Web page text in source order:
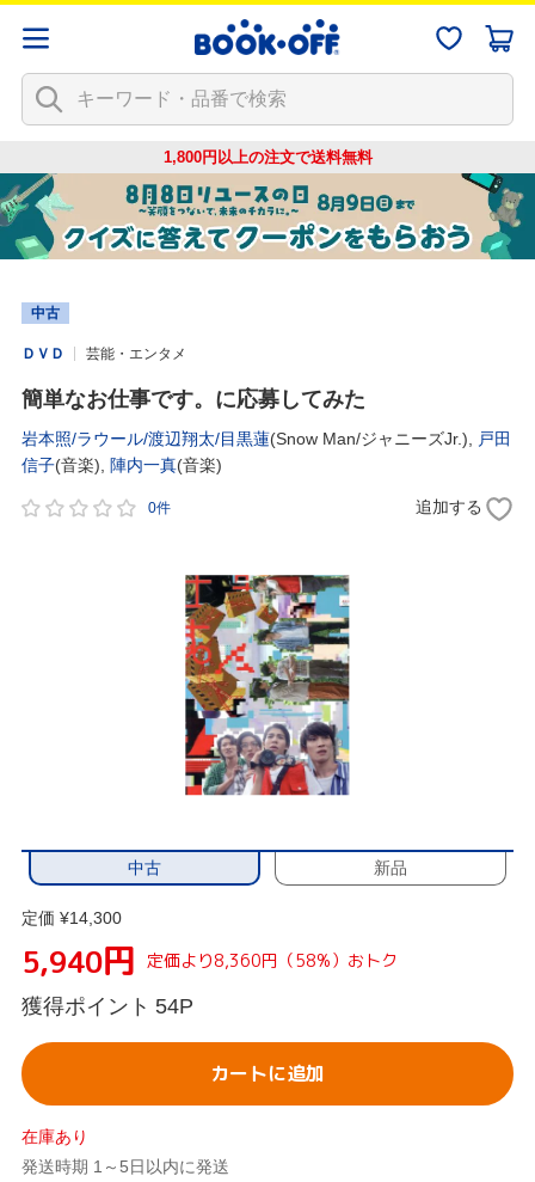
1,800円以上の注文で送料無料
中古
ＤＶＤ 芸能・エンタメ
簡単なお仕事です。に応募してみた
岩本照/ラウール/渡辺翔太/目黒蓮(Snow Man/ジャニーズJr.),
戸田
信子(音楽), 陣内一真(音楽)
0件 追加する
中古 新品
定価 ¥14,300
5,940円 定価より8,360円（58%）おトク
獲得ポイント 54P
カートに追加
在庫あり
発送時期 1～5日以内に発送